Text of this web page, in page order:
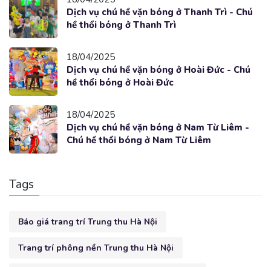
Dịch vụ chú hề vặn bóng ở Thanh Trì - Chú
hề thổi bóng ở Thanh Trì
18/04/2025
Dịch vụ chú hề vặn bóng ở Hoài Đức - Chú
hề thổi bóng ở Hoài Đức
18/04/2025
Dịch vụ chú hề vặn bóng ở Nam Từ Liêm -
Chú hề thổi bóng ở Nam Từ Liêm
Tags
Báo giá trang trí Trung thu Hà Nội
Trang trí phông nền Trung thu Hà Nội